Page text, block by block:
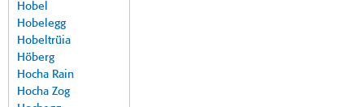
Hobel
Hobelegg
Hobeltrüia
Höberg
Hocha Rain
Hocha Zog